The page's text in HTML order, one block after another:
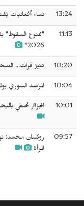
13:24 نساء أفغانيات
11:13
2026"
10:20 دنيز فرات...
10:04 المرصد السوري يوثق 11 جريمة قتل في أسبوع
10:01 الجزائر تحتفي
09:57
روكسان محمد:
المرأة